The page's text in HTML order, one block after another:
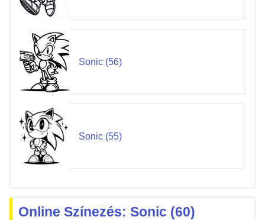
Sonic (56)
Sonic (55)
Online Színezés: Sonic (60)